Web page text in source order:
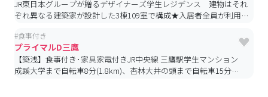
JR東日本グループが贈るデザイナーズ学生レジデンス 建物はそれ
ぞれ異なる建築家が設計した3棟109室で構成★入居者全員が利用で
#食事付き
プライマルD三鷹
【築浅】食事付き･家具家電付きJR中央線 三鷹駅学生マンション
成蹊大学まで自転車8分(1.8km)、杏林大井の頭まで自転車15分